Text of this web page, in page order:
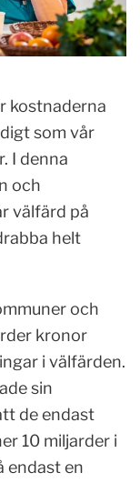
kostnaderna
som vår
I denna
och
välfärd på
helt
och
kronor
i välfärden.
sin
de endast
10 miljarder i
endast en